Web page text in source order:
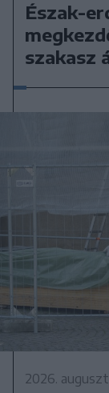
Észak-
szakasz
2026.